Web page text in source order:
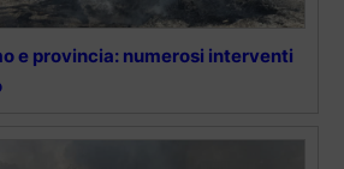
e provincia: numerosi interventi